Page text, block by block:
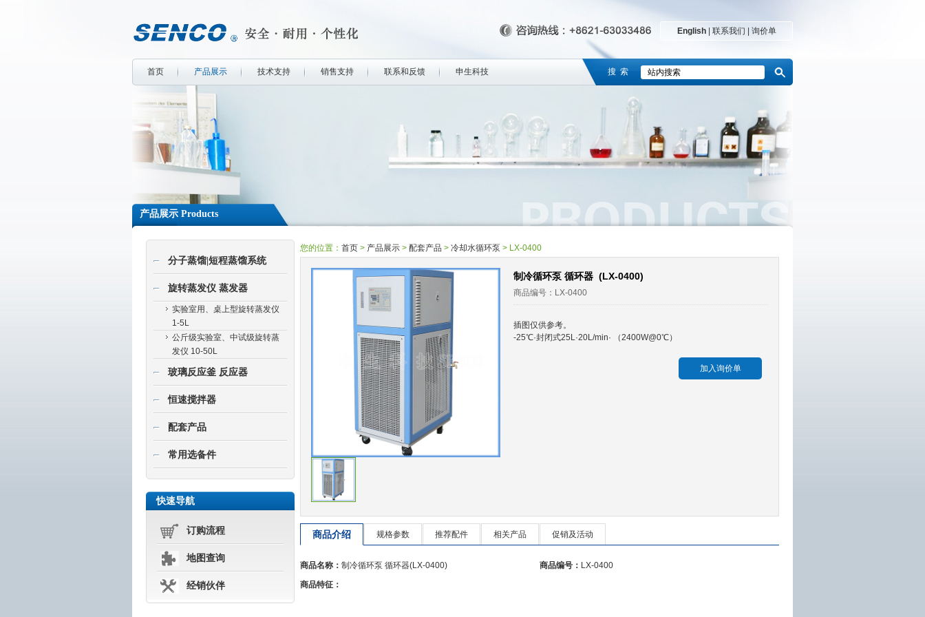
English| 联系我们 询价单
首页 产品展示 技术支持 销售支持 联系和反馈 申生科技 搜 索
产品展示 Products
分子蒸馏|短程蒸馏系统
旋转蒸发仪 蒸发器
实验室用、桌上型旋转蒸发仪
1-5L
公斤级实验室、中试级旋转蒸
发仪 10-50L
玻璃反应釜 反应器
恒速搅拌器
配套产品
常用选备件
快速导航
订购流程
地图查询
经销伙伴
您的位置： 首页 > 产品展示 > 配套产品 > 冷却水循环泵 > LX-0400
制冷循环泵 循环器 (LX-0400)
商品编号：LX-0400
插图仅供参考。
-25℃·封闭式25L·20L/min· （2400W@0℃）
商品介绍 规格参数 推荐配件 相关产品 促销及活动
商品名称： 制冷循环泵 循环器(LX-0400) 商品编号： LX-0400
商品特征：